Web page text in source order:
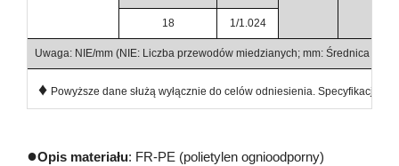
18 1/1.024
Uwaga: NIE/mm (NIE: Liczba przewodów miedzianych; mm: Średnica
♦ Powyższe dane służą wyłącznie do celów odniesienia. Specyfikacje
●Opis materiału: FR-PE (polietylen ognioodporny)